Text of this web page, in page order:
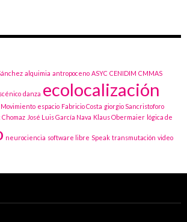
alquimia antropoceno ASYC CENIDIM CMMAS
danza ecolocalización
Movimiento espacio Fabricio Costa giorgio Sancristoforo
José Luis García Nava Klaus Obermaier lógica de
neurociencia software libre Speak transmutación video